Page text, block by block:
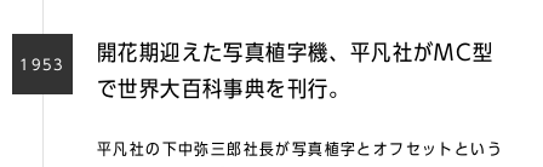
1953
開花期迎えた写真植字機、平凡社がMC型
で世界大百科事典を刊行。
平凡社の下中弥三郎社長が写真植字とオフセットという